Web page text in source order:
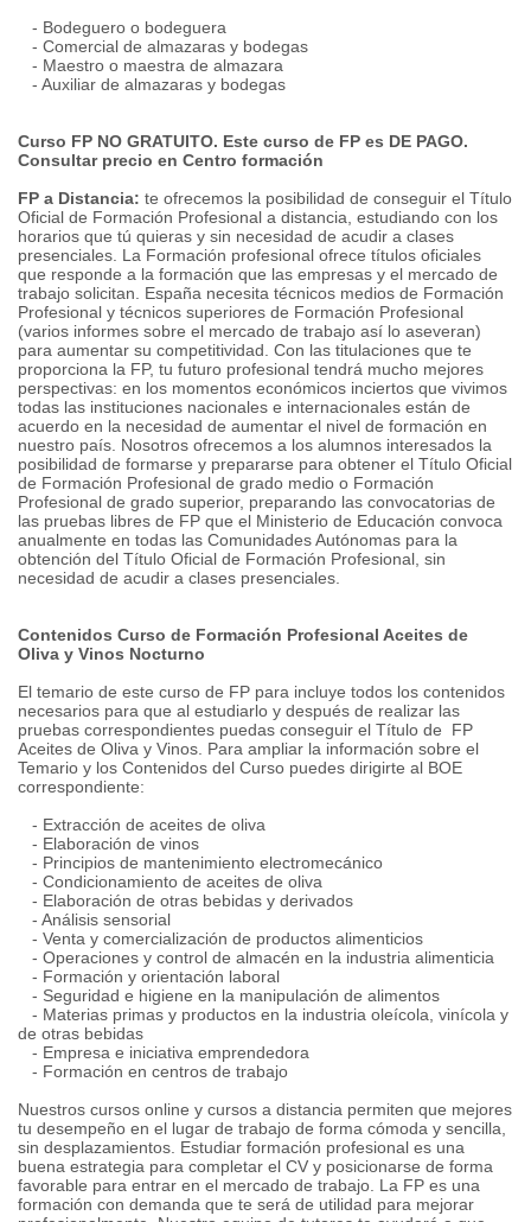
- Bodeguero o bodeguera
- Comercial de almazaras y bodegas
- Maestro o maestra de almazara
- Auxiliar de almazaras y bodegas
Curso FP NO GRATUITO. Este curso de FP es DE PAGO.
Consultar precio en Centro formación
FP a Distancia: te ofrecemos la posibilidad de conseguir el Título
Oficial de Formación Profesional a distancia, estudiando con los
horarios que tú quieras y sin necesidad de acudir a clases
presenciales. La Formación profesional ofrece títulos oficiales
que responde a la formación que las empresas y el mercado de
trabajo solicitan. España necesita técnicos medios de Formación
Profesional y técnicos superiores de Formación Profesional
(varios informes sobre el mercado de trabajo así lo aseveran)
para aumentar su competitividad. Con las titulaciones que te
proporciona la FP, tu futuro profesional tendrá mucho mejores
perspectivas: en los momentos económicos inciertos que vivimos
todas las instituciones nacionales e internacionales están de
acuerdo en la necesidad de aumentar el nivel de formación en
nuestro país. Nosotros ofrecemos a los alumnos interesados la
posibilidad de formarse y prepararse para obtener el Título Oficial
de Formación Profesional de grado medio o Formación
Profesional de grado superior, preparando las convocatorias de
las pruebas libres de FP que el Ministerio de Educación convoca
anualmente en todas las Comunidades Autónomas para la
obtención del Título Oficial de Formación Profesional, sin
necesidad de acudir a clases presenciales.
Contenidos Curso de Formación Profesional Aceites de
Oliva y Vinos Nocturno
El temario de este curso de FP para incluye todos los contenidos
necesarios para que al estudiarlo y después de realizar las
pruebas correspondientes puedas conseguir el Título de FP
Aceites de Oliva y Vinos. Para ampliar la información sobre el
Temario y los Contenidos del Curso puedes dirigirte al BOE
correspondiente:
- Extracción de aceites de oliva
- Elaboración de vinos
- Principios de mantenimiento electromecánico
- Condicionamiento de aceites de oliva
- Elaboración de otras bebidas y derivados
- Análisis sensorial
- Venta y comercialización de productos alimenticios
- Operaciones y control de almacén en la industria alimenticia
- Formación y orientación laboral
- Seguridad e higiene en la manipulación de alimentos
- Materias primas y productos en la industria oleícola, vinícola y
de otras bebidas
- Empresa e iniciativa emprendedora
- Formación en centros de trabajo
Nuestros cursos online y cursos a distancia permiten que mejores
tu desempeño en el lugar de trabajo de forma cómoda y sencilla,
sin desplazamientos. Estudiar formación profesional es una
buena estrategia para completar el CV y posicionarse de forma
favorable para entrar en el mercado de trabajo. La FP es una
formación con demanda que te será de utilidad para mejorar